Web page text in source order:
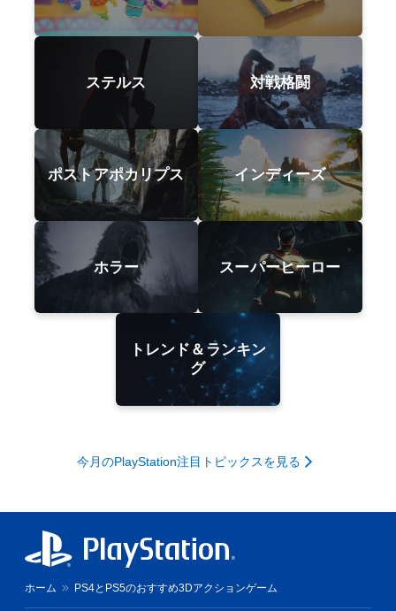
ステルス 対戦格闘
ポストアポカリプス インディーズ
ホラー スーパーヒーロー
トレンド＆ランキン
グ
今月のPlayStation注目トピックスを見る
ホーム PS4とPS5のおすすめ3Dアクションゲーム